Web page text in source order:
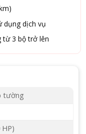
dụng dịch vụ
từ 3 bộ trở lên
tường